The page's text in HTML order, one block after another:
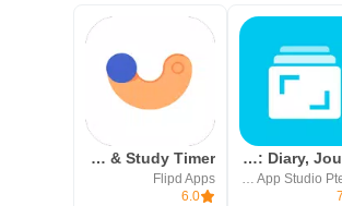
Journey: Diary, Journal
Two App Studio Pte. Ltd.
Flipd: Focus & Study Timer
Flipd Apps
6.0